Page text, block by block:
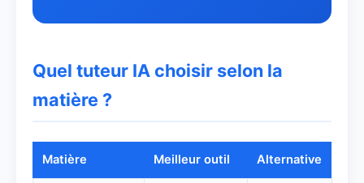
Quel tuteur IA choisir selon la
matière ?
Matière Meilleur outil Alternative